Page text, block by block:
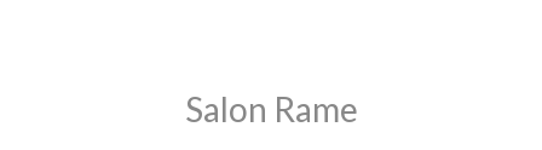
Salon Rame